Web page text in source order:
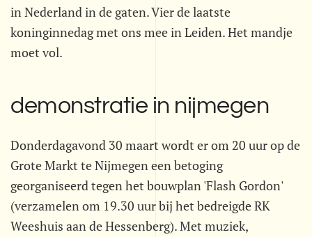
in Nederland in de gaten. Vier de laatste
koninginnedag met ons mee in Leiden. Het mandje
moet vol.
demonstratie in nijmegen
Donderdagavond 30 maart wordt er om 20 uur op de
Grote Markt te Nijmegen een betoging
georganiseerd tegen het bouwplan 'Flash Gordon'
(verzamelen om 19.30 uur bij het bedreigde RK
Weeshuis aan de Hessenberg). Met muziek,